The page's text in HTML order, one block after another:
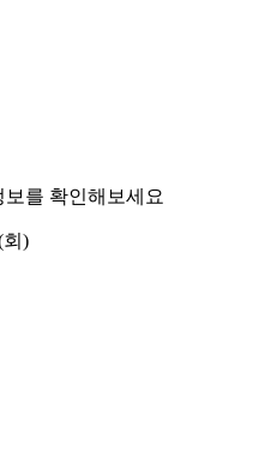
를 확인해보세요
회)